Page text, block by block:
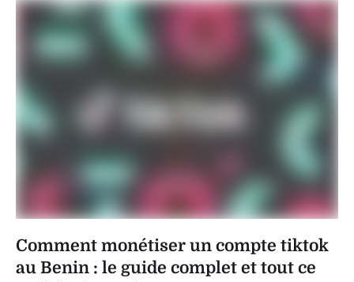
Comment monétiser un compte tiktok
au Benin : le guide complet et tout ce